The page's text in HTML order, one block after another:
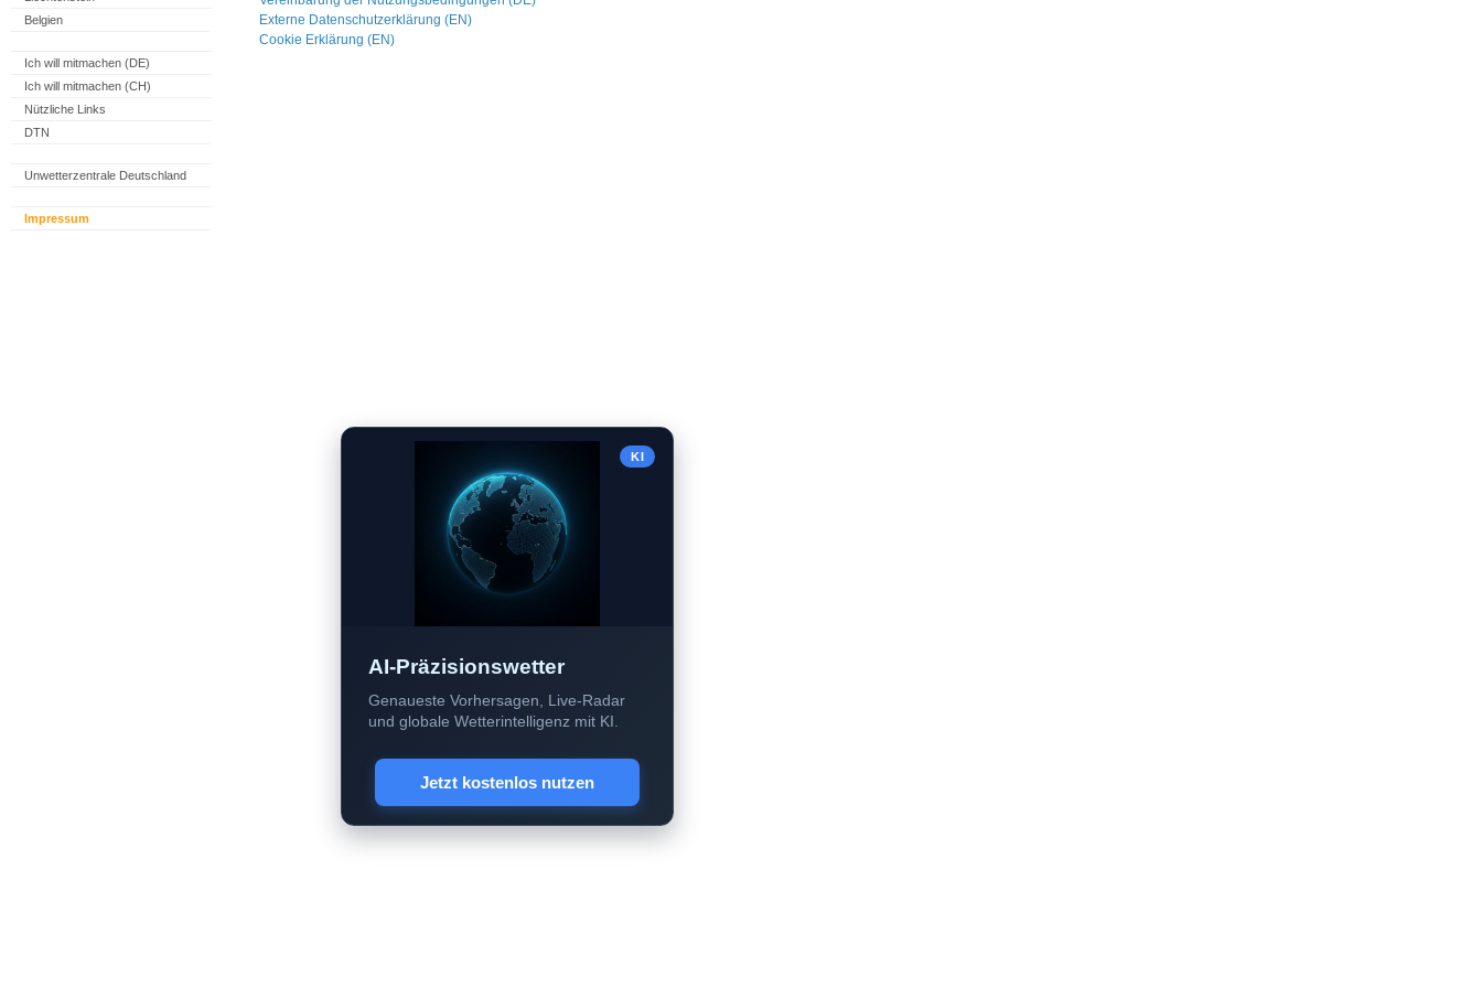
Belgien
Ich will mitmachen (DE)
Ich will mitmachen (CH)
Nützliche Links
DTN
Unwetterzentrale Deutschland
Impressum
Externe Datenschutzerklärung (EN)
Cookie Erklärung (EN)
KI
AI-Präzisionswetter
Genaueste Vorhersagen, Live-Radar
und globale Wetterintelligenz mit KI.
Jetzt kostenlos nutzen